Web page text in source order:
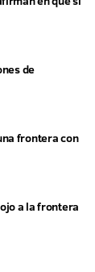
de
frontera con
a la frontera